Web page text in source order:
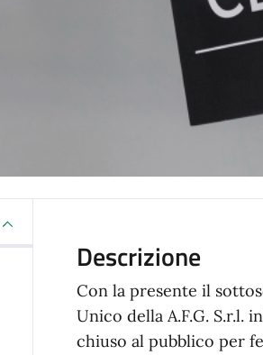
Descrizione
Con la presente il
Unico della A.F.G.
chiuso al pubblico per